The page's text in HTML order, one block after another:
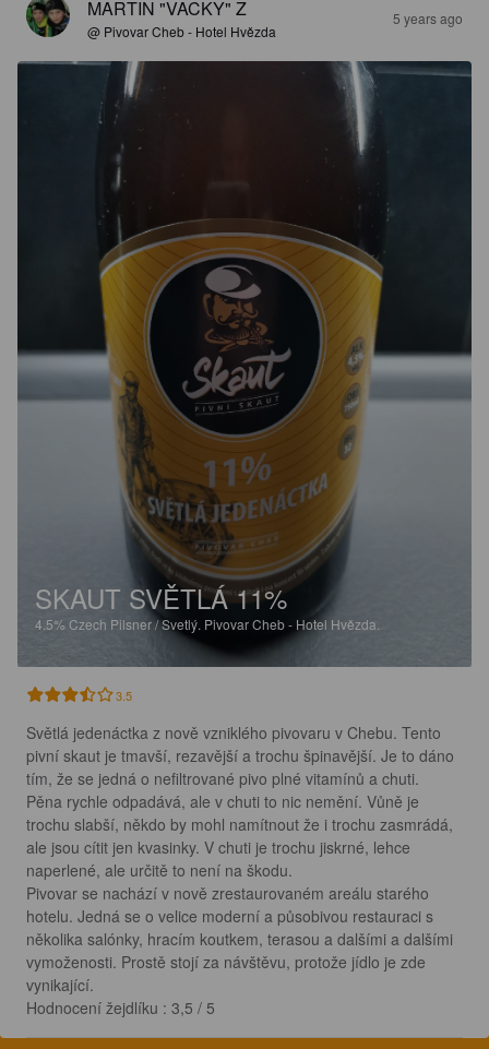
MARTIN "VACKY" Z
@ Pivovar Cheb - Hotel Hvězda
5 years ago
SKAUT SVĚTLÁ 11%
4.5% Czech Pilsner / Svetlý. Pivovar Cheb - Hotel Hvězda.
3.5
Světlá jedenáctka z nově vzniklého pivovaru v Chebu. Tento
pivní skaut je tmavší, rezavější a trochu špinavější. Je to dáno
tím, že se jedná o nefiltrované pivo plné vitamínů a chuti.
Pěna rychle odpadává, ale v chuti to nic nemění. Vůně je
trochu slabší, někdo by mohl namítnout že i trochu zasmrádá,
ale jsou cítit jen kvasinky. V chuti je trochu jiskrné, lehce
naperlené, ale určitě to není na škodu.
Pivovar se nachází v nově zrestaurovaném areálu starého
hotelu. Jedná se o velice moderní a působivou restauraci s
několika salónky, hracím koutkem, terasou a dalšími a dalšími
vymoženosti. Prostě stojí za návštěvu, protože jídlo je zde
vynikající.
Hodnocení žejdlíku : 3,5 / 5